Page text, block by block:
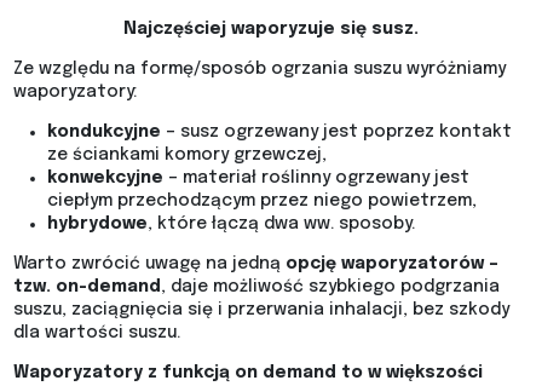
Najczęściej waporyzuje się susz.
Ze względu na formę/sposób ogrzania suszu wyróżniamy
waporyzatory:
kondukcyjne – susz ogrzewany jest poprzez kontakt
ze ściankami komory grzewczej,
konwekcyjne – materiał roślinny ogrzewany jest
ciepłym przechodzącym przez niego powietrzem,
hybrydowe, które łączą dwa ww. sposoby.
Warto zwrócić uwagę na jedną opcję waporyzatorów –
tzw. on-demand , daje możliwość szybkiego podgrzania
suszu, zaciągnięcia się i przerwania inhalacji, bez szkody
dla wartości suszu.
Waporyzatory z funkcją on demand to w większości